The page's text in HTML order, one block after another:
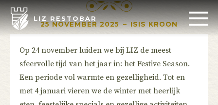
LIZ RESTOBAR
25 NOVEMBER 2025 – ISIS KROON
Op 24 november luiden we bij LIZ de meest
sfeervolle tijd van het jaar in: het Festive Season.
Een periode vol warmte en gezelligheid. Tot en
met 4 januari vieren we de winter met heerlijk